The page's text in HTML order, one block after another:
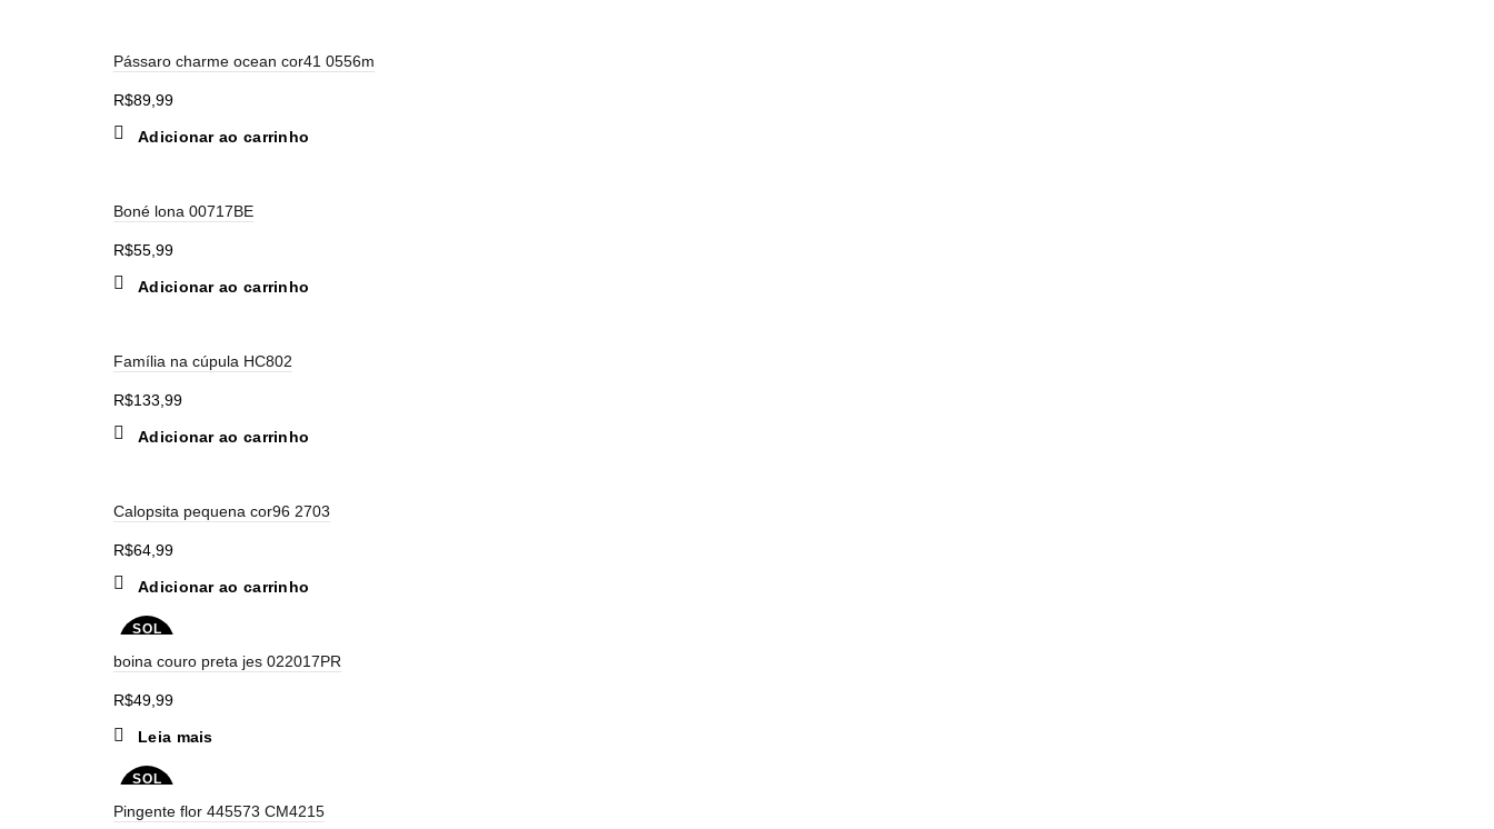
Pássaro charme ocean cor41 0556m
R$89,99
Adicionar ao carrinho
Boné lona 00717BE
R$55,99
Adicionar ao carrinho
Família na cúpula HC802
R$133,99
Adicionar ao carrinho
Calopsita pequena cor96 2703
R$64,99
Adicionar ao carrinho
SOL
T
boina couro preta jes 022017PR
R$49,99
Leia mais
SOL
T
Pingente flor 445573 CM4215